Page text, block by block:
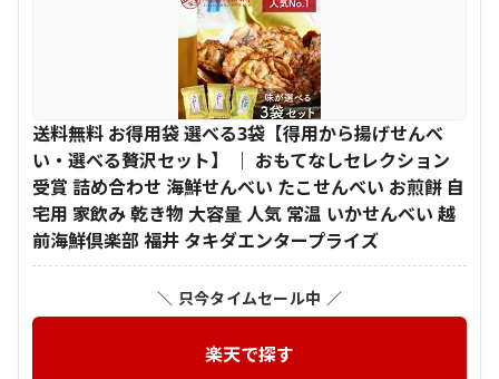
送料無料 お得用袋 選べる3袋【得用から揚げせんべ
い・選べる贅沢セット】 ｜ おもてなしセレクション
受賞 詰め合わせ 海鮮せんべい たこせんべい お煎餅 自
宅用 家飲み 乾き物 大容量 人気 常温 いかせんべい 越
前海鮮倶楽部 福井 タキダエンタープライズ
＼ 只今タイムセール中 ／
楽天で探す